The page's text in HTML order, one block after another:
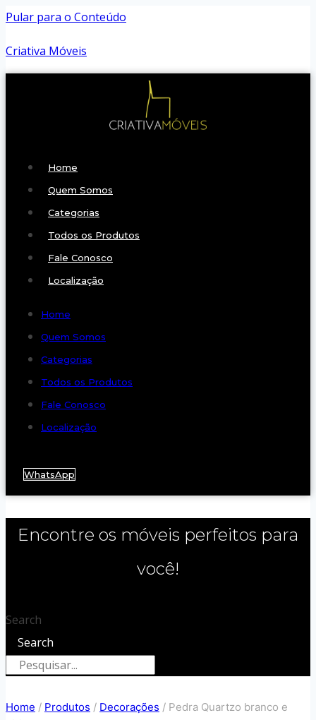
Pular para o Conteúdo
Criativa Móveis
Home
Quem Somos
Categorias
Todos os Produtos
Fale Conosco
Localização
Home
Quem Somos
Categorias
Todos os Produtos
Fale Conosco
Localização
WhatsApp
Encontre os móveis perfeitos para
você!
Search
Search
Home / Produtos / Decorações / Pedra Quartzo branco e